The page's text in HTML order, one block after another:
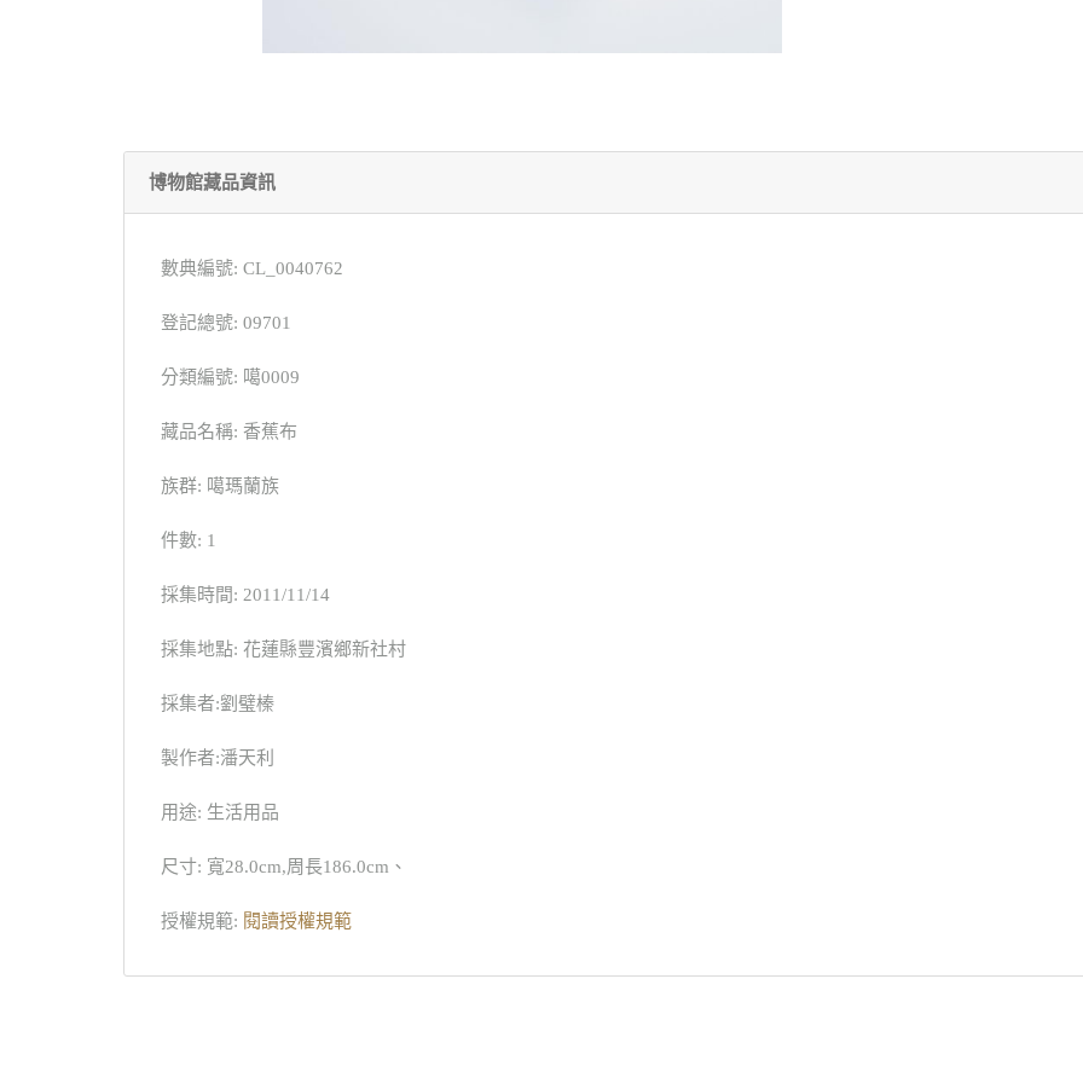
博物館藏品資訊
數典編號: CL_0040762
登記總號: 09701
分類編號: 噶0009
藏品名稱: 香蕉布
族群: 噶瑪蘭族
件數: 1
採集時間: 2011/11/14
採集地點: 花蓮縣豐濱鄉新社村
採集者:劉璧榛
製作者:潘天利
用途: 生活用品
尺寸: 寬28.0cm,周長186.0cm、
授權規範: 閱讀授權規範